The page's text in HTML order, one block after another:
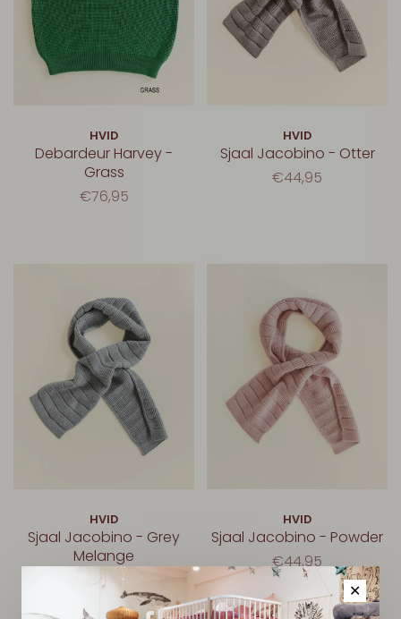
HVID
Debardeur Harvey -
Grass
€76,95
HVID
Sjaal Jacobino - Otter
€44,95
HVID
Sjaal Jacobino - Grey
Melange
€44,95
HVID
Sjaal Jacobino - Powder
€44,95
✕